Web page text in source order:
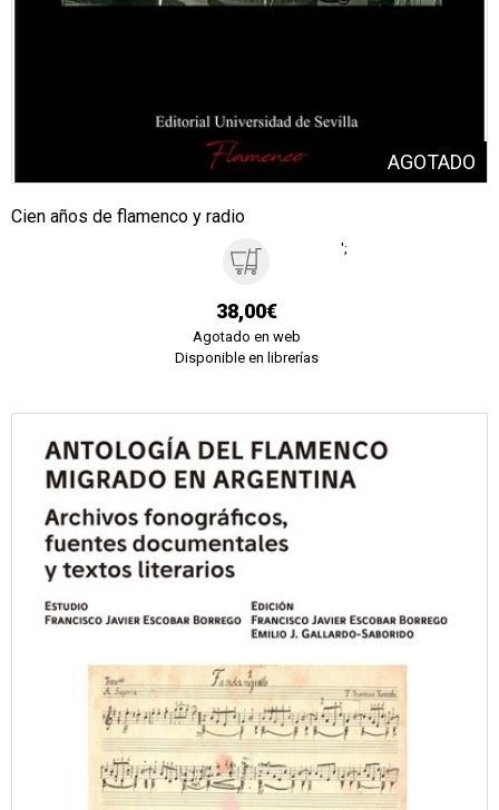
Cien años de flamenco y radio
38,00€
Agotado en web
Disponible en librerías
';